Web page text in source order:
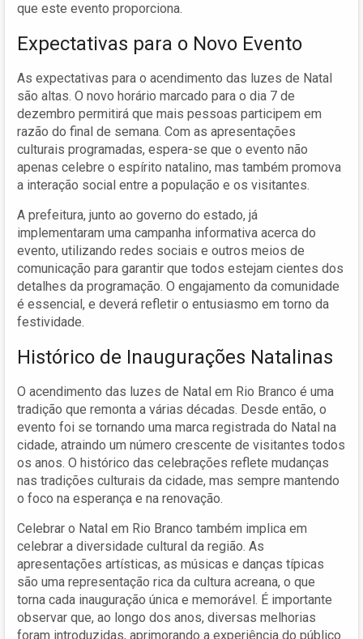
que este evento proporciona.
Expectativas para o Novo Evento
As expectativas para o acendimento das luzes de Natal
são altas. O novo horário marcado para o dia 7 de
dezembro permitirá que mais pessoas participem em
razão do final de semana. Com as apresentações
culturais programadas, espera-se que o evento não
apenas celebre o espírito natalino, mas também promova
a interação social entre a população e os visitantes.
A prefeitura, junto ao governo do estado, já
implementaram uma campanha informativa acerca do
evento, utilizando redes sociais e outros meios de
comunicação para garantir que todos estejam cientes dos
detalhes da programação. O engajamento da comunidade
é essencial, e deverá refletir o entusiasmo em torno da
festividade.
Histórico de Inaugurações Natalinas
O acendimento das luzes de Natal em Rio Branco é uma
tradição que remonta a várias décadas. Desde então, o
evento foi se tornando uma marca registrada do Natal na
cidade, atraindo um número crescente de visitantes todos
os anos. O histórico das celebrações reflete mudanças
nas tradições culturais da cidade, mas sempre mantendo
o foco na esperança e na renovação.
Celebrar o Natal em Rio Branco também implica em
celebrar a diversidade cultural da região. As
apresentações artísticas, as músicas e danças típicas
são uma representação rica da cultura acreana, o que
torna cada inauguração única e memorável. É importante
observar que, ao longo dos anos, diversas melhorias
foram introduzidas, aprimorando a experiência do público